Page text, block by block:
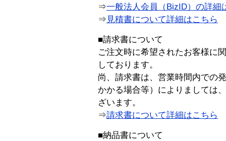
⇒一般法人会員（BizID）の詳細
⇒ 見積書について詳細はこちら
■請求書について
ご注文時に希望されたお客様に
しております。
尚、請求書は、営業時間内での
かかる場合等）によりましては
ざいます。
⇒請求書について詳細はこちら
■納品書について